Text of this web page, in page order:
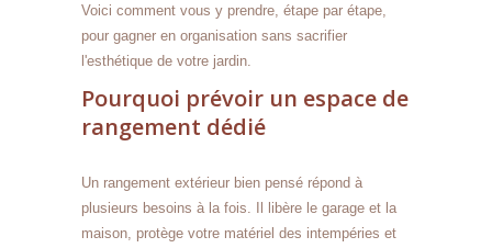
Voici comment vous y prendre, étape par étape,
pour gagner en organisation sans sacrifier
l'esthétique de votre jardin.
Pourquoi prévoir un espace de
rangement dédié
Un rangement extérieur bien pensé répond à
plusieurs besoins à la fois. Il libère le garage et la
maison, protège votre matériel des intempéries et